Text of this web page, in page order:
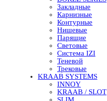
Закладные
Карнизные
Контурные
Нишевые
Парящие
Световые
Система IZI
Теневой
Трековые
KRAAB SYSTEMS
INNOY
KRAAB / SLOT